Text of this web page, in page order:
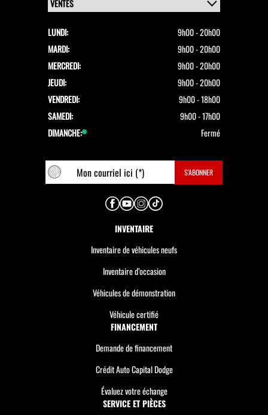
LUNDI:
9h00 - 20h00
MARDI:
9h00 - 20h00
MERCREDI:
9h00 - 20h00
JEUDI:
9h00 - 20h00
VENDREDI:
9h00 - 18h00
SAMEDI:
9h00 - 17h00
DIMANCHE:
Fermé
INVENTAIRE
Inventaire de véhicules neufs
Inventaire d’occasion
Véhicules de démonstration
Véhicule certifié
FINANCEMENT
Demande de financement
Crédit Auto Capital Dodge
Évaluez votre échange
SERVICE ET PIÈCES